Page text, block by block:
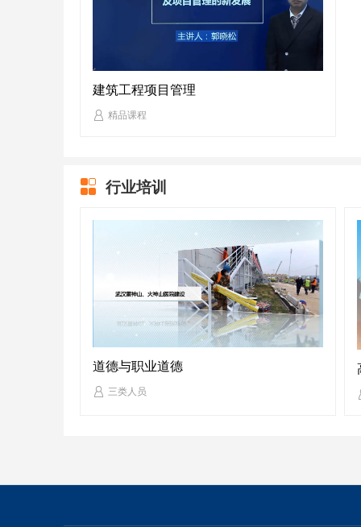
建筑工程项目管理
精品课程
行业培训
道德与职业道德
三类人员